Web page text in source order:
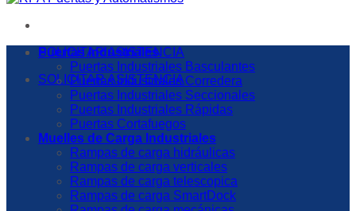
SOLICITAR ASISTENCIA
SOLICITAR ASISTENCIA
Puertas Industriales
Puertas Industriales Basculantes
Puertas Industriales Corredera
Puertas Industriales Seccionales
Puertas Industriales Rápidas
Puertas Cortafuegos
Muelles de Carga Industriales
Rampas de carga hidráulicas
Rampas de carga verticales
Rampas de carga telescopica
Rampas de carga SmartDock